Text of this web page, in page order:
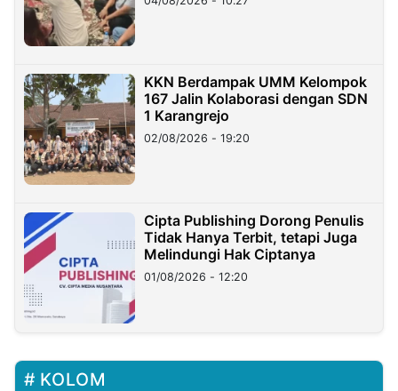
KKN Berdampak UMM Kelompok
167 Jalin Kolaborasi dengan SDN
1 Karangrejo
02/08/2026 - 19:20
Cipta Publishing Dorong Penulis
Tidak Hanya Terbit, tetapi Juga
Melindungi Hak Ciptanya
01/08/2026 - 12:20
KOLOM